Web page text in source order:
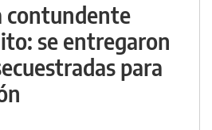
contundente
se entregaron
para